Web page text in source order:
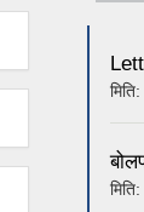
मिति:
मिति: